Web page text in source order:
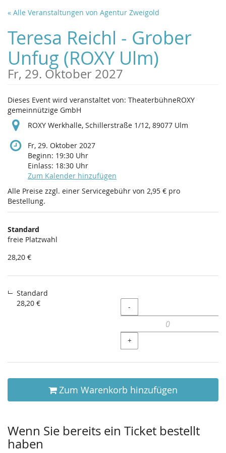
Zum
Inhalt
springen
« Alle Veranstaltungen von Agentur Zweigold
Teresa Reichl - Grober
Unfug (ROXY Ulm)
Fr, 29. Oktober 2027
Dieses Event wird veranstaltet von: TheaterbühneROXY
gemeinnützige GmbH
ROXY Werkhalle, Schillerstraße 1/12, 89077 Ulm
Fr, 29. Oktober 2027
Beginn: 19:30 Uhr
Einlass: 18:30 Uhr
Zum Kalender hinzufügen
Alle Preise zzgl. einer Servicegebühr von 2,95 € pro
Bestellung.
Produkte
Unkategorisierte
Produkte
Standard
freie Platzwahl
28,20 €
Standard
28,20 €
Menge
-
+
Zum Warenkorb hinzufügen
Wenn Sie bereits ein Ticket bestellt
haben